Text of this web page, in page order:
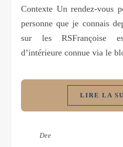
Contexte Un rendez-vous
personne que je connais
sur les RSFrançoise
d’intérieure connue via le
LIRE LA
Dee